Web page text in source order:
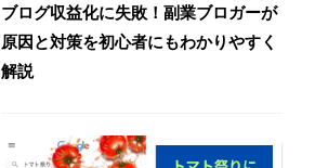
ブログ収益化に失敗！副業ブロガーが
原因と対策を初心者にもわかりやすく
解説